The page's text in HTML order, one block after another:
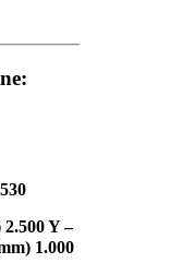
Y –
1.000